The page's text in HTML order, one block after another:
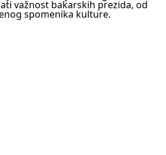
važnost bakarskih prezida, od
spomenika kulture.